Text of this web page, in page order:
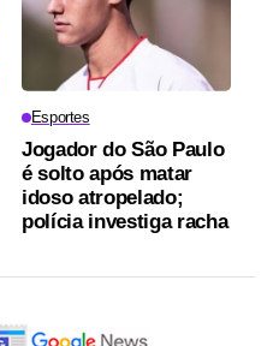
Esportes
Jogador do São Paulo
é solto após matar
idoso atropelado;
polícia investiga racha